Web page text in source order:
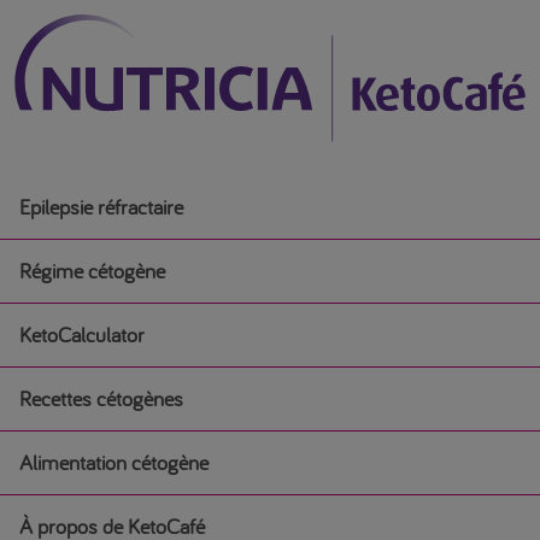
Epilepsie réfractaire
Régime cétogène
Régime cétogène
Débuter un régime cétogène médical
Régime cétogène pour l’épilepsie chez les nourrissons
KetoCalculator
Recettes cétogènes
Recettes cétogènes
Alimentation cétogène
Alimentation cétogène
À propos de KetoCafé